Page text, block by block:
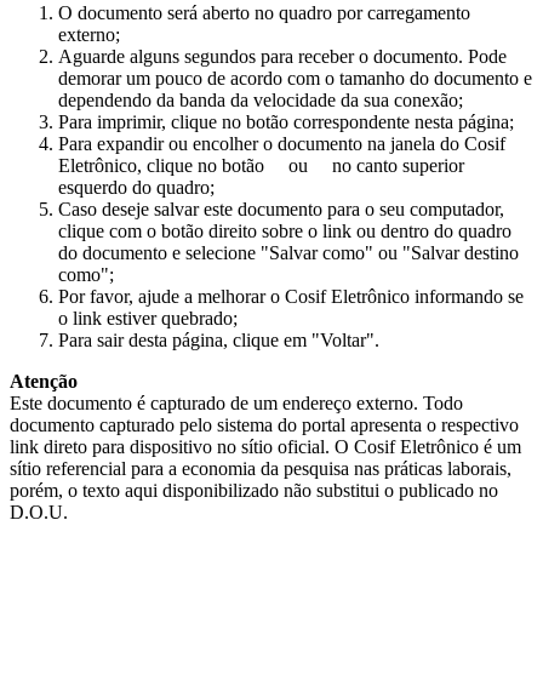
O documento será aberto no quadro por carregamento
externo;
Aguarde alguns segundos para receber o documento. Pode
demorar um pouco de acordo com o tamanho do documento e
dependendo da banda da velocidade da sua conexão;
Para imprimir, clique no botão correspondente nesta página;
Para expandir ou encolher o documento na janela do Cosif
Eletrônico, clique no botão
ou
no canto superior
esquerdo do quadro;
Caso deseje salvar este documento para o seu computador,
clique com o botão direito sobre o link ou dentro do quadro
do documento e selecione "Salvar como" ou "Salvar destino
como";
Por favor, ajude a melhorar o Cosif Eletrônico informando se
o link estiver quebrado;
Para sair desta página, clique em "Voltar".
Atenção
Este documento é capturado de um endereço externo. Todo
documento capturado pelo sistema do portal apresenta o respectivo
link direto para dispositivo no sítio oficial. O Cosif Eletrônico é um
sítio referencial para a economia da pesquisa nas práticas laborais,
porém, o texto aqui disponibilizado não substitui o publicado no
D.O.U.